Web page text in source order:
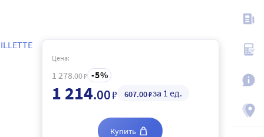
Цена:
1 278.00₽ 5
1 214.00₽ 607.00₽за 1 ед.
Купить